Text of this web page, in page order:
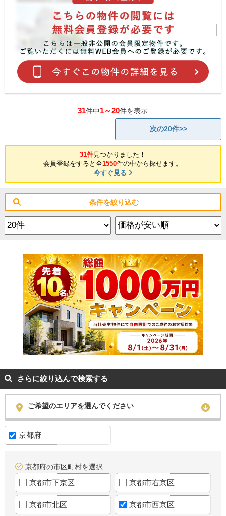
31件中1～20件を表示
次の20件>>
31件見つかりました！
会員登録をすると全1550件の中から探せます。
今すぐ見る
条件を絞り込む
さらに絞り込んで検索する
ご希望のエリアを選んでください
京都府
京都府の市区町村を選択
京都市下京区 京都市右京区
京都市北区 京都市西京区